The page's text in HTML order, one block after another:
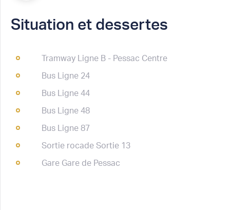
Situation et dessertes
Tramway Ligne B - Pessac Centre
Bus Ligne 24
Bus Ligne 44
Bus Ligne 48
Bus Ligne 87
Sortie rocade Sortie 13
Gare Gare de Pessac